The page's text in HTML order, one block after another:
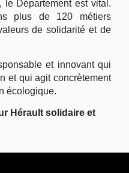
le Département est vital.
plus de 120 métiers
de solidarité et de
et innovant qui
et qui agit concrètement
écologique.
Hérault solidaire et